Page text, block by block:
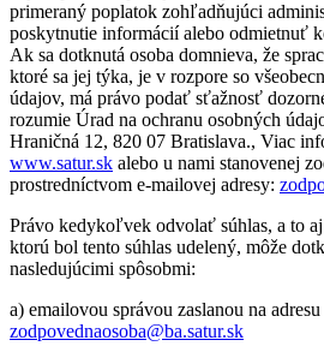
primeraný poplatok zohľadňujúci
poskytnutie informácií alebo odmietnuť
Ak sa dotknutá osoba domnieva, že
ktoré sa jej týka, je v rozpore so
údajov, má právo podať sťažnosť
rozumie Úrad na ochranu osobných
Hraničná 12, 820 07 Bratislava., Viac
www.satur.sk alebo u nami stanovenej
prostredníctvom e-mailovej adresy:
Právo kedykoľvek odvolať súhlas, a to
ktorú bol tento súhlas udelený, môže
nasledujúcimi spôsobmi:
a) emailovou správou zaslanou na adresu
zodpovednaosoba@ba.satur.sk